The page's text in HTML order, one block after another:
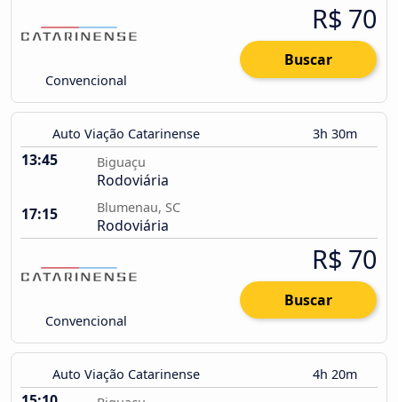
Convencional
R$ 70
Buscar
Auto Viação Catarinense 3h 30m
13:45 Biguaçu
Rodoviária
17:15
Blumenau, SC
Rodoviária
Convencional
R$ 70
Buscar
Auto Viação Catarinense 4h 20m